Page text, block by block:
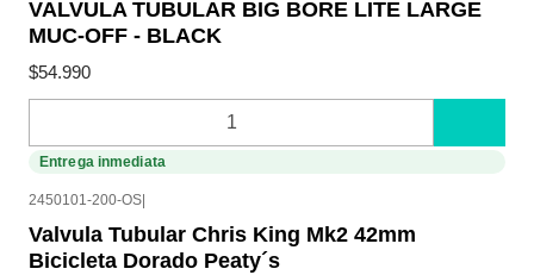
VALVULA TUBULAR BIG BORE LITE LARGE
MUC-OFF - BLACK
$54.990
Entrega inmediata
2450101-200-OS
Valvula Tubular Chris King Mk2 42mm
Bicicleta Dorado Peaty´s